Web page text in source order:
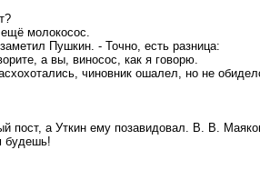
молокосос.
Пушкин. - Точно, есть разница:
а вы, виносос, как я говорю.
чиновник ошалел, но не обиде
пост, а Уткин ему позавидовал. В. В.
будешь!